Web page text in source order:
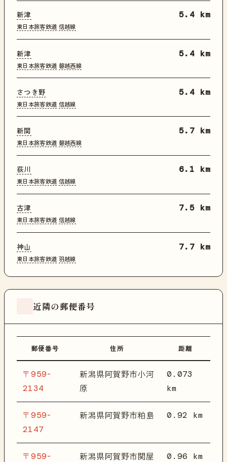
新津
東日本旅客鉄道 信越線
5.4 km
新津
東日本旅客鉄道 磐越西線
5.4 km
さつき野
東日本旅客鉄道 信越線
5.4 km
新関
東日本旅客鉄道 磐越西線
5.7 km
荻川
東日本旅客鉄道 信越線
6.1 km
古津
東日本旅客鉄道 信越線
7.5 km
神山
東日本旅客鉄道 羽越線
7.7 km
近隣の郵便番号
郵便番号 住所 距離
〒959-
2134
新潟県阿賀野市小河
原
0.073
km
〒959-
2147
新潟県阿賀野市粕島 0.92 km
〒959- 新潟県阿賀野市関屋 0.96 km